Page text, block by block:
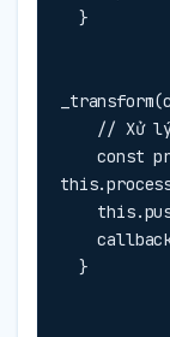
  }
    const processedData =
    callback();
  }